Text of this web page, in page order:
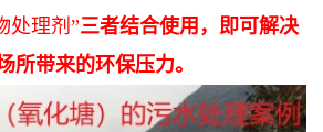
处理剂”三者结合使用，即可解决
所带来的环保压力。